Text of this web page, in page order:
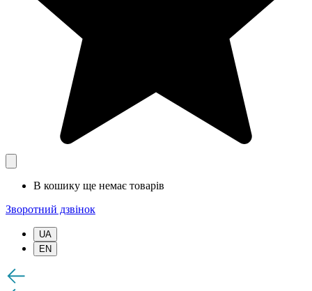
В кошику ще немає товарів
Зворотний дзвінок
UA
EN